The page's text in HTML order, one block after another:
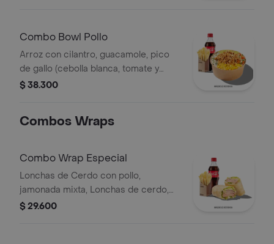
Combo Bowl Pollo
Arroz con cilantro, guacamole, pico
de gallo (cebolla blanca, tomate y
cilantro), maíz tierno, hogo y pechuga
$ 38.300
Combos Wraps
Combo Wrap Especial
Lonchas de Cerdo con pollo,
jamonada mixta, Lonchas de cerdo,
cordero y res, queso mozzarella,
$ 29.600